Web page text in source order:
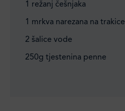
1 režanj češnjaka
1 mrkva narezana na trakice
2 šalice vode
250g tjestenina penne